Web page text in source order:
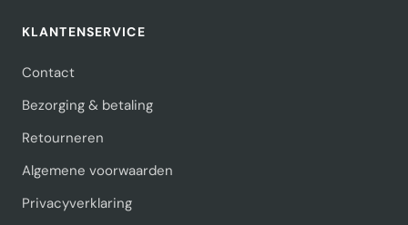
KLANTENSERVICE
Contact
Bezorging & betaling
Retourneren
Algemene voorwaarden
Privacyverklaring